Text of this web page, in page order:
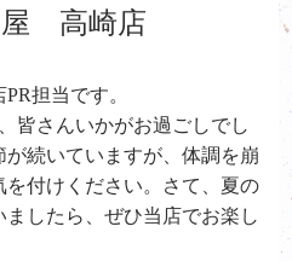
屋 高崎店
担当です。
皆さんいかがお過ごしでし
が続いていますが、体調を崩
付けください。さて、夏の
したら、ぜひ当店でお楽し